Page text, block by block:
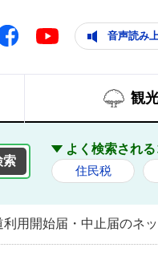
Facebook Youtube 音声読み
観
よく検索され
住民税
利用開始届・中止届のネ